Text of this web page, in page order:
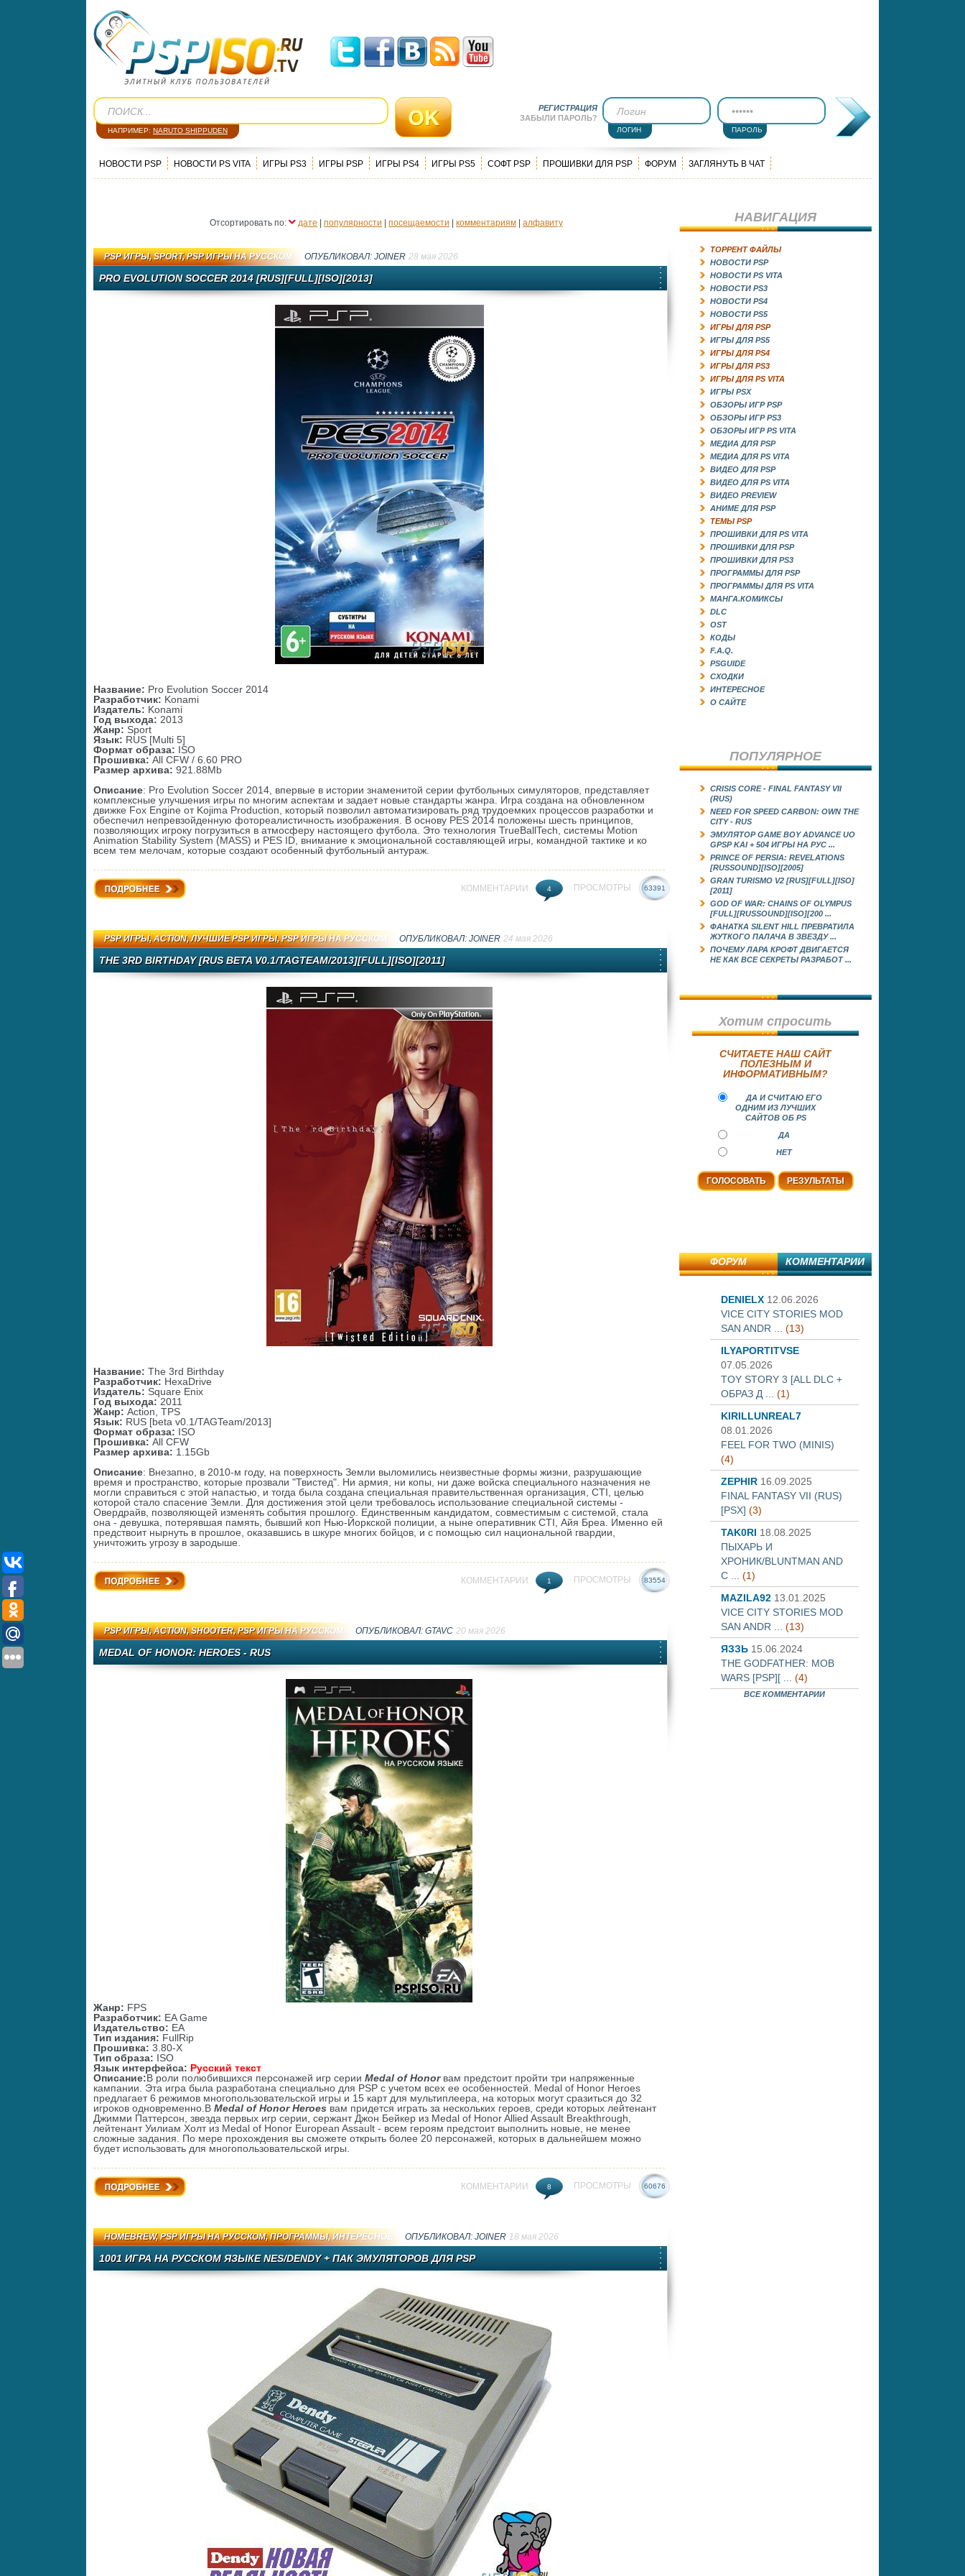
НАПРИМЕР: NARUTO SHIPPUDEN
РЕГИСТРАЦИЯ
ЗАБЫЛИ ПАРОЛЬ?
ЛОГИН ПАРОЛЬ
НОВОСТИ PSP НОВОСТИ PS VITA ИГРЫ PS3 ИГРЫ PSP ИГРЫ PS4 ИГРЫ PS5 СОФТ PSP ПРОШИВКИ ДЛЯ PSP ФОРУМ ЗАГЛЯНУТЬ В ЧАТ
Отсортировать по: дате популярности посещаемости комментариям алфавиту
PSP ИГРЫ,SPORT,PSP ИГРЫ НА РУССКОМ ОПУБЛИКОВАЛ: JOINER 28 мая 2026
PRO EVOLUTION SOCCER 2014 [RUS][FULL][ISO][2013]
Название: Pro Evolution Soccer 2014
Разработчик: Konami
Издатель: Konami
Год выхода: 2013
Жанр: Sport
Язык: RUS [Multi 5]
Формат образа: ISO
Прошивка: All CFW / 6.60 PRO
Размер архива: 921.88Mb
Описание: Pro Evolution Soccer 2014, впервые в истории знаменитой серии футбольных симуляторов, представляет
комплексные улучшения игры по многим аспектам и задает новые стандарты жанра. Игра создана на обновленном
движке Fox Engine от Kojima Production, который позволил автоматизировать ряд трудоемких процессов разработки и
обеспечил непревзойденную фотореалистичность изображения. В основу PES 2014 положены шесть принципов,
позволяющих игроку погрузиться в атмосферу настоящего футбола. Это технология TrueBallTech, системы Motion
Animation Stability System (MASS) и PES ID, внимание к эмоциональной составляющей игры, командной тактике и ко
всем тем мелочам, которые создают особенный футбольный антураж.
ПРОСМОТРЫ 63391
КОММЕНТАРИИ 4
PSP ИГРЫ,ACTION,ЛУЧШИЕ PSP ИГРЫ,PSP ИГРЫ НА РУССКОМ ОПУБЛИКОВАЛ: JOINER 24 мая 2026
THE 3RD BIRTHDAY [RUS BETA V0.1/TAGTEAM/2013][FULL][ISO][2011]
Название: The 3rd Birthday
Разработчик: HexaDrive
Издатель: Square Enix
Год выхода: 2011
Жанр: Action, TPS
Язык: RUS [beta v0.1/TAGTeam/2013]
Формат образа: ISO
Прошивка: All СFW
Размер архива: 1.15Gb
Описание: Внезапно, в 2010-м году, на поверхность Земли выломились неизвестные формы жизни, разрушающие
время и пространство, которые прозвали "Твистед". Ни армия, ни копы, ни даже войска специального назначения не
могли справиться с этой напастью, и тогда была создана специальная правительственная организация, CTI, целью
которой стало спасение Земли. Для достижения этой цели требовалось использование специальной системы -
Овердрайв, позволяющей изменять события прошлого. Единственным кандидатом, совместимым с системой, стала
она - девушка, потерявшая память, бывший коп Нью-Йоркской полиции, а ныне оперативник CTI, Айя Бреа. Именно ей
предствоит нырнуть в прошлое, оказавшись в шкуре многих бойцов, и с помощью сил национальной гвардии,
уничтожить угрозу в зародыше.
ПРОСМОТРЫ 83554
КОММЕНТАРИИ 1
PSP ИГРЫ,ACTION,SHOOTER,PSP ИГРЫ НА РУССКОМ ОПУБЛИКОВАЛ: GTAVC 20 мая 2026
MEDAL OF HONOR: HEROES - RUS
Жанр: FPS
Разработчик: EA Game
Издательство: EA
Тип издания: FullRip
Прошивка: 3.80-X
Тип образа: ISO
Язык интерфейса: Русский текст
Описание:В роли полюбившихся персонажей игр серии Medal of Honorвам предстоит пройти три напряженные
кампании. Эта игра была разработана специально для PSP с учетом всех ее особенностей. Medal of Honor Heroes
предлагает 6 режимов многопользовательской игры и 15 карт для мультиплеера, на которых могут сразиться до 32
игроков одновременно.В Medal of Honor Heroes вам придется играть за нескольких героев, среди которых лейтенант
Джимми Паттерсон, звезда первых игр серии, сержант Джон Бейкер из Medal of Honor Allied Assault Breakthrough,
лейтенант Уилиам Холт из Medal of Honor European Assault - всем героям предстоит выполнить новые, не менее
сложные задания. По мере прохождения вы сможете открыть более 20 персонажей, которых в дальнейшем можно
будет использовать для многопользовательской игры.
ПРОСМОТРЫ 60676
КОММЕНТАРИИ 8
HOMEBREW,PSP ИГРЫ НА РУССКОМ,ПРОГРАММЫ,ИНТЕРЕСНОЕ ОПУБЛИКОВАЛ: JOINER 18 мая 2026
1001 ИГРА НА РУССКОМ ЯЗЫКЕ NES/DENDY + ПАК ЭМУЛЯТОРОВ ДЛЯ PSP
НАВИГАЦИЯ
ТОРРЕНТ ФАЙЛЫ
НОВОСТИ PSP
НОВОСТИ PS VITA
НОВОСТИ PS3
НОВОСТИ PS4
НОВОСТИ PS5
ИГРЫ ДЛЯ PSP
ИГРЫ ДЛЯ PS5
ИГРЫ ДЛЯ PS4
ИГРЫ ДЛЯ PS3
ИГРЫ ДЛЯ PS VITA
ИГРЫ PSX
ОБЗОРЫ ИГР PSP
ОБЗОРЫ ИГР PS3
ОБЗОРЫ ИГР PS VITA
МЕДИА ДЛЯ PSP
МЕДИА ДЛЯ PS VITA
ВИДЕО ДЛЯ PSP
ВИДЕО ДЛЯ PS VITA
ВИДЕО PREVIEW
АНИМЕ ДЛЯ PSP
ТЕМЫ PSP
ПРОШИВКИ ДЛЯ PS VITA
ПРОШИВКИ ДЛЯ PSP
ПРОШИВКИ ДЛЯ PS3
ПРОГРАММЫ ДЛЯ PSP
ПРОГРАММЫ ДЛЯ PS VITA
МАНГА.КОМИКСЫ
DLC
OST
КОДЫ
F.A.Q.
PSGUIDE
СХОДКИ
ИНТЕРЕСНОЕ
О САЙТЕ
ПОПУЛЯРНОЕ
CRISIS CORE - FINAL FANTASY VII
(RUS)
NEED FOR SPEED CARBON: OWN THE
CITY - RUS
ЭМУЛЯТОР GAME BOY ADVANCE UO
GРSP KAI + 504 ИГРЫ НА РУС ...
PRINCE OF PERSIA: REVELATIONS
[RUSSOUND][ISO][2005]
GRAN TURISMO V2 [RUS][FULL][ISO]
[2011]
GOD OF WAR: CHAINS OF OLYMPUS
[FULL][RUSSOUND][ISO][200 ...
ФАНАТКА SILENT HILL ПРЕВРАТИЛА
ЖУТКОГО ПАЛАЧА В ЗВЕЗДУ ...
ПОЧЕМУ ЛАРА КРОФТ ДВИГАЕТСЯ
НЕ КАК ВСЕ СЕКРЕТЫ РАЗРАБОТ ...
Хотим спросить
СЧИТАЕТЕ НАШ САЙТ
ПОЛЕЗНЫМ И
ИНФОРМАТИВНЫМ?
ДА И СЧИТАЮ ЕГО
ОДНИМ ИЗ ЛУЧШИХ
САЙТОВ ОБ PS
ДА
НЕТ
ФОРУМ КОММЕНТАРИИ
DENIELX 12.06.2026
VICE CITY STORIES MOD
SAN ANDR ... (13)
ILYAPORTITVSE
07.05.2026
TOY STORY 3 [ALL DLC +
ОБРАЗ Д ... (1)
KIRILLUNREAL7
08.01.2026
FEEL FOR TWO (MINIS)
(4)
ZEPHIR 16.09.2025
FINAL FANTASY VII (RUS)
[PSX] (3)
TAK0RI 18.08.2025
ПЫХАРЬ И
ХРОНИК/BLUNTMAN AND
C ... (1)
MAZILA92 13.01.2025
VICE CITY STORIES MOD
SAN ANDR ... (13)
ЯЗЗЬ 15.06.2024
THE GODFATHER: MOB
WARS [PSP][ ... (4)
ВСЕ КОММЕНТАРИИ